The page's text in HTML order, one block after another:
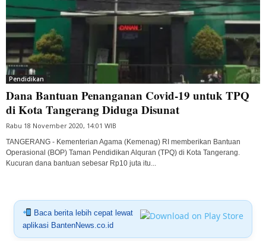
Pendidikan
Dana Bantuan Penanganan Covid-19 untuk TPQ
di Kota Tangerang Diduga Disunat
Rabu 18 November 2020, 14:01 WIB
TANGERANG - Kementerian Agama (Kemenag) RI memberikan Bantuan
Operasional (BOP) Taman Pendidikan Alquran (TPQ) di Kota Tangerang.
Kucuran dana bantuan sebesar Rp10 juta itu...
Baca berita lebih cepat lewat
aplikasi BantenNews.co.id